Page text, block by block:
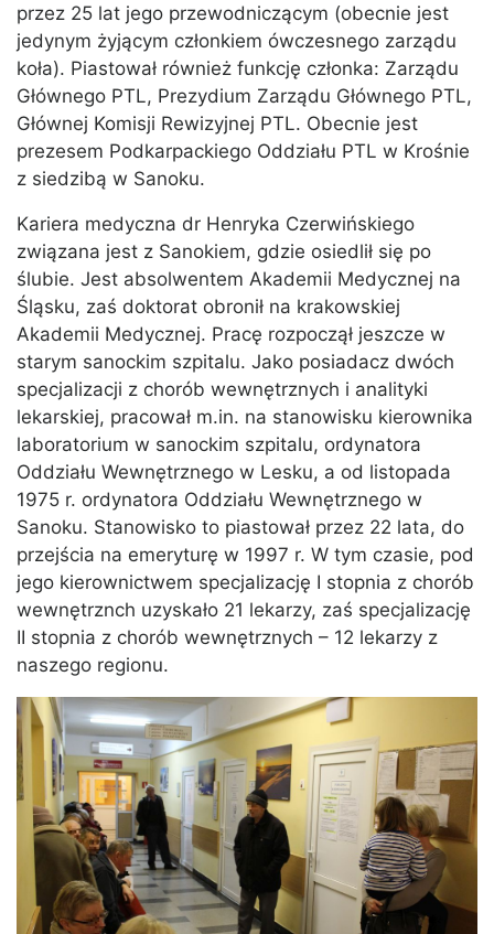
przez 25 lat jego przewodniczącym (obecnie jest
jedynym żyjącym członkiem ówczesnego zarządu
koła). Piastował również funkcję członka: Zarządu
Głównego PTL, Prezydium Zarządu Głównego PTL,
Głównej Komisji Rewizyjnej PTL. Obecnie jest
prezesem Podkarpackiego Oddziału PTL w Krośnie
z siedzibą w Sanoku.
Kariera medyczna dr Henryka Czerwińskiego
związana jest z Sanokiem, gdzie osiedlił się po
ślubie. Jest absolwentem Akademii Medycznej na
Śląsku, zaś doktorat obronił na krakowskiej
Akademii Medycznej. Pracę rozpoczął jeszcze w
starym sanockim szpitalu. Jako posiadacz dwóch
specjalizacji z chorób wewnętrznych i analityki
lekarskiej, pracował m.in. na stanowisku kierownika
laboratorium w sanockim szpitalu, ordynatora
Oddziału Wewnętrznego w Lesku, a od listopada
1975 r. ordynatora Oddziału Wewnętrznego w
Sanoku. Stanowisko to piastował przez 22 lata, do
przejścia na emeryturę w 1997 r. W tym czasie, pod
jego kierownictwem specjalizację I stopnia z chorób
wewnętrznch uzyskało 21 lekarzy, zaś specjalizację
II stopnia z chorób wewnętrznych – 12 lekarzy z
naszego regionu.